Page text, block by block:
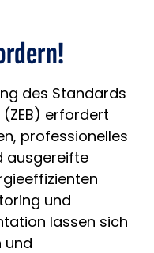
des Standards
erfordert
professionelles
ausgereifte
und
lassen sich
und